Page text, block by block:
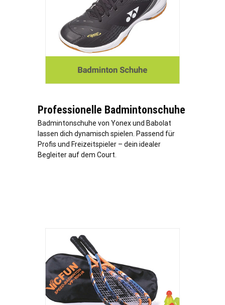
Professionelle Badmintonschuhe
Badmintonschuhe von Yonex und Babolat
lassen dich dynamisch spielen. Passend für
Profis und Freizeitspieler – dein idealer
Begleiter auf dem Court.